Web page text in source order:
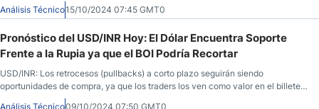
Análisis Técnico15/10/2024 07:45 GMT0
Pronóstico del USD/INR Hoy: El Dólar Encuentra Soporte
Frente a la Rupia ya que el BOI Podría Recortar
USD/INR: Los retrocesos (pullbacks) a corto plazo seguirán siendo
oportunidades de compra, ya que los traders los ven como valor en el billete
Análisis Técnico09/10/2024 07:50 GMT0